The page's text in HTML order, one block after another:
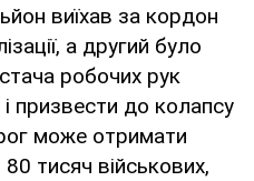
виїхав за кордон
а другий було
робочих рук
призвести до колапсу
може отримати
тисяч військових,